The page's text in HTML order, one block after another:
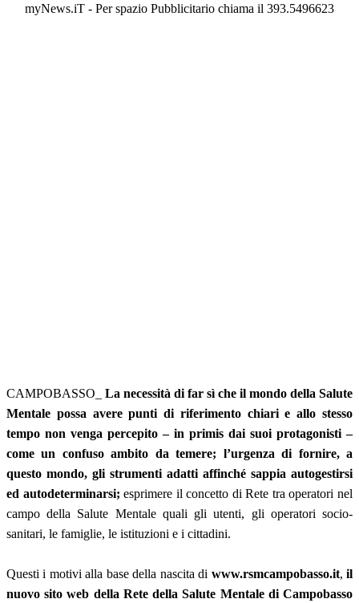
myNews.iT - Per spazio Pubblicitario chiama il 393.5496623
CAMPOBASSO_ La necessità di far sì che il mondo della Salute
Mentale possa avere punti di riferimento chiari e allo stesso
tempo non venga percepito – in primis dai suoi protagonisti –
come un confuso ambito da temere; l’urgenza di fornire, a
questo mondo, gli strumenti adatti affinché sappia autogestirsi
ed autodeterminarsi; esprimere il concetto di Rete tra operatori nel
campo della Salute Mentale quali gli utenti, gli operatori socio-
sanitari, le famiglie, le istituzioni e i cittadini.
Questi i motivi alla base della nascita di www.rsmcampobasso.it,il
nuovo sito web della Rete della Salute Mentale di Campobasso